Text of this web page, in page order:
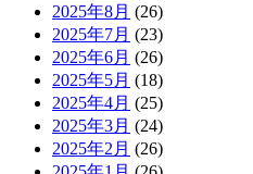
2025年8月 (26)
2025年7月 (23)
2025年6月 (26)
2025年5月 (18)
2025年4月 (25)
2025年3月 (24)
2025年2月 (26)